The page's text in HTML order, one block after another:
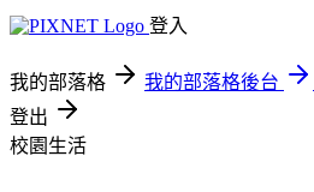
登入
我的部落格 我的部落格後台
登出
校園生活